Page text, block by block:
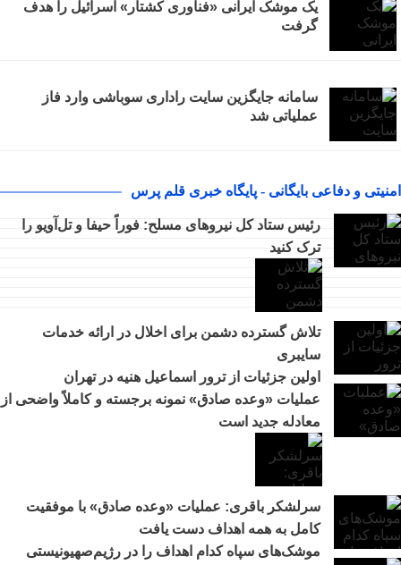
یک موشک ایرانی «فناوری کشتار» اسرائیل را هدف
گرفت
سامانه جایگزین سایت راداری سوباشی وارد فاز
عملیاتی شد
امنیتی و دفاعی بایگانی - پایگاه خبری قلم پرس
رئیس ستاد کل نیروهای مسلح: فوراً حیفا و تل‌آویو را
ترک کنید
تلاش گسترده دشمن برای اخلال در ارائه خدمات
سایبری
اولین جزئیات از ترور اسماعیل هنیه در تهران
عملیات «وعده صادق» نمونه برجسته و کاملاً واضحی از
معادله جدید است
سرلشکر باقری: عملیات «وعده صادق» با موفقیت
کامل به همه اهداف دست یافت
موشک‌های سپاه کدام اهداف را در رژیم‌صهیونیستی